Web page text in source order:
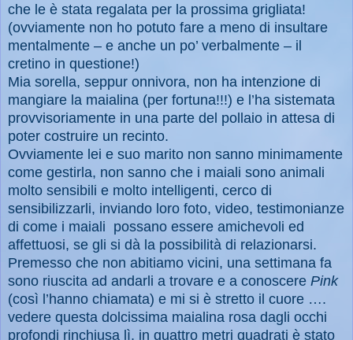
che le è stata regalata per la prossima grigliata!
(ovviamente non ho potuto fare a meno di insultare
mentalmente – e anche un po’ verbalmente – il
cretino in questione!)
Mia sorella, seppur onnivora, non ha intenzione di
mangiare la maialina (per fortuna!!!) e l’ha sistemata
provvisoriamente in una parte del pollaio in attesa di
poter costruire un recinto.
Ovviamente lei e suo marito non sanno minimamente
come gestirla, non sanno che i maiali sono animali
molto sensibili e molto intelligenti, cerco di
sensibilizzarli, inviando loro foto, video, testimonianze
di come i maiali possano essere amichevoli ed
affettuosi, se gli si dà la possibilità di relazionarsi.
Premesso che non abitiamo vicini, una settimana fa
sono riuscita ad andarli a trovare e a conoscere Pink
(così l’hanno chiamata) e mi si è stretto il cuore ….
vedere questa dolcissima maialina rosa dagli occhi
profondi rinchiusa lì, in quattro metri quadrati è stato